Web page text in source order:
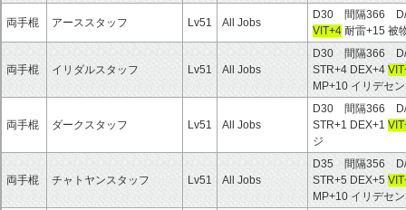
両手棍 アーススタッフ Lv51 All Jobs
D30 間隔366
VIT+4 耐雷+15 被
両手棍 イリダルスタッフ Lv51 All Jobs
D30 間隔366
STR+4 DEX+4
MP+10 イリデセ
両手棍 ダークスタッフ Lv51 All Jobs
D30 間隔366
STR+1 DEX+1
ジ
両手棍 チャトヤンスタッフ Lv51 All Jobs
D35 間隔356
STR+5 DEX+5
MP+10 イリデセ